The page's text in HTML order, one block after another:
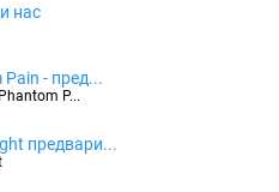
нас
Pain - пред...
P...
предвари...